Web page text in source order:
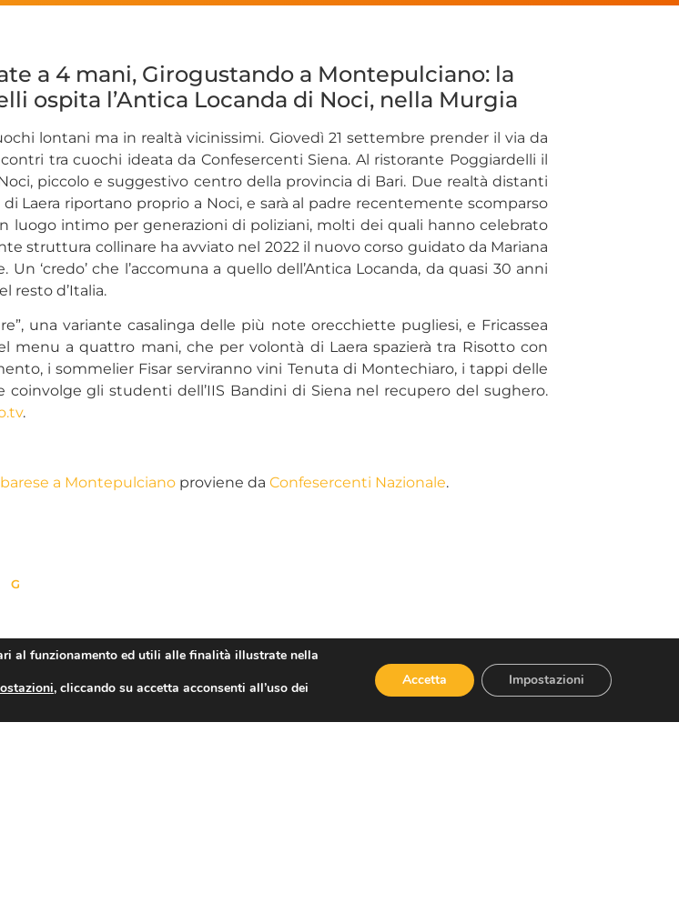
a 4 mani, Girogustando a Montepulciano: la
ospita l’Antica Locanda di Noci, nella Murgia
lontani ma in realtà vicinissimi. Giovedì 21 settembre prender il via da
tra cuochi ideata da Confesercenti Siena. Al ristorante Poggiardelli il
piccolo e suggestivo centro della provincia di Bari. Due realtà distanti
Laera riportano proprio a Noci, e sarà al padre recentemente scomparso
luogo intimo per generazioni di poliziani, molti dei quali hanno celebrato
struttura collinare ha avviato nel 2022 il nuovo corso guidato da Mariana
‘credo’ che l’accomuna a quello dell’Antica Locanda, da quasi 30 anni
resto d’Italia.
una variante casalinga delle più note orecchiette pugliesi, e Fricassea
menu a quattro mani, che per volontà di Laera spazierà tra Risotto con
i sommelier Fisar serviranno vini Tenuta di Montechiaro, i tappi delle
coinvolge gli studenti dell’IIS Bandini di Siena nel recupero del sughero.
.
a Montepulciano proviene da Confesercenti Nazionale.
al funzionamento ed utili alle finalità illustrate nella
, cliccando su accetta acconsenti all’uso dei
Accetta Impostazioni